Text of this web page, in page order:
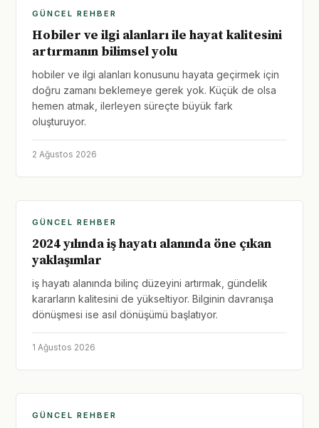
GÜNCEL REHBER
Hobiler ve ilgi alanları ile hayat kalitesini
artırmanın bilimsel yolu
hobiler ve ilgi alanları konusunu hayata geçirmek için
doğru zamanı beklemeye gerek yok. Küçük de olsa
hemen atmak, ilerleyen süreçte büyük fark
oluşturuyor.
2 Ağustos 2026
GÜNCEL REHBER
2024 yılında iş hayatı alanında öne çıkan
yaklaşımlar
iş hayatı alanında bilinç düzeyini artırmak, gündelik
kararların kalitesini de yükseltiyor. Bilginin davranışa
dönüşmesi ise asıl dönüşümü başlatıyor.
1 Ağustos 2026
GÜNCEL REHBER